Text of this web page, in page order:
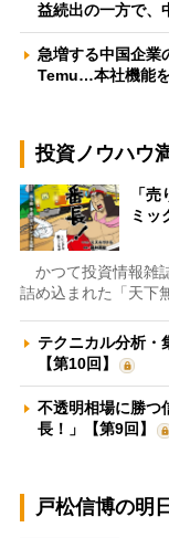
益続出の一方で
急増する中国企業
Temu…本社機能
投資ノウハウ
「
ミッ
かつて投資情報雑
詰め込まれた「天下
テクニカル分析・
【第10回】
不透明相場に勝
長！」【第9回】
戸松信博の明